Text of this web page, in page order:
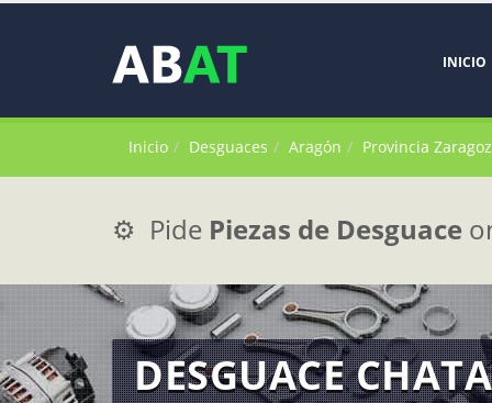
INICIO
Inicio Desguaces Aragón Provincia
⚙️ Pide Piezas de Desguace
DESGUACE